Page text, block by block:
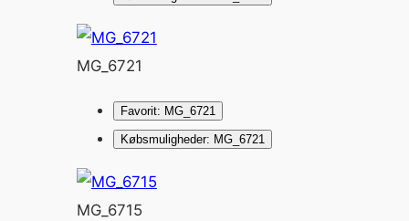
MG_6721
Favorit: MG_6721
Købsmuligheder: MG_6721
MG_6715